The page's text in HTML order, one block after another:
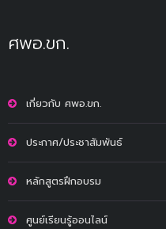
ศพอ.ขก.
เกี่ยวกับ ศพอ.ขก.
ประกาศ/ประชาสัมพันธ์
หลักสูตรฝึกอบรม
ศูนย์เรียนรู้ออนไลน์